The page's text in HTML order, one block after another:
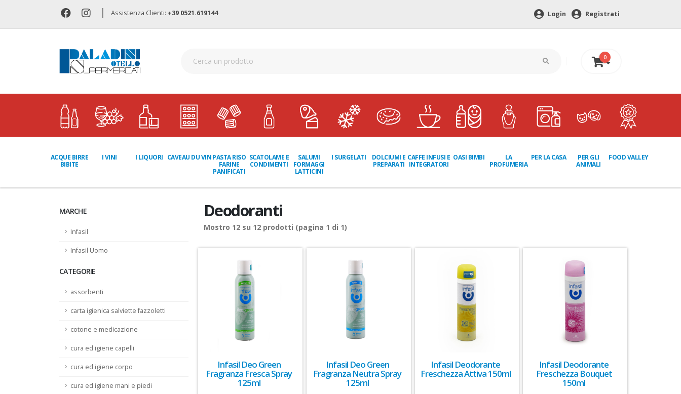
| Assistenza Clienti: +39 0521.619144 Login Registrati
0
0 €
ACQUE BIRRE
BIBITE
I VINI I LIQUORI CAVEAU DU VINPASTA RISO
FARINE
PANIFICATI
SCATOLAME E
CONDIMENTI
SALUMI
FORMAGGI
LATTICINI
I SURGELATI
DOLCIUMI E
PREPARATI
CAFFE INFUSI E
INTEGRATORI
OASI BIMBI
LA
PROFUMERIA
PER LA CASA
PER GLI
ANIMALI
FOOD VALLEY
MARCHE
Infasil
Infasil Uomo
CATEGORIE
assorbenti
carta igienica salviette fazzoletti
cotone e medicazione
cura ed igiene capelli
cura ed igiene corpo
cura ed igiene mani e piedi
Deodoranti
Mostro 12 su 12 prodotti (pagina 1 di 1)
Infasil Deo Green
Fragranza Fresca Spray
125ml
Infasil Deo Green
Fragranza Neutra Spray
125ml
Infasil Deodorante
Freschezza Attiva 150ml
Infasil Deodorante
Freschezza Bouquet
150ml